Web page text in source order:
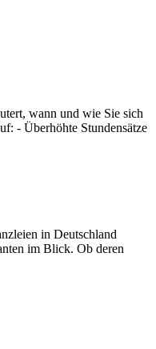
wann und wie Sie sich
- Überhöhte Stundensätze
in Deutschland
im Blick. Ob deren